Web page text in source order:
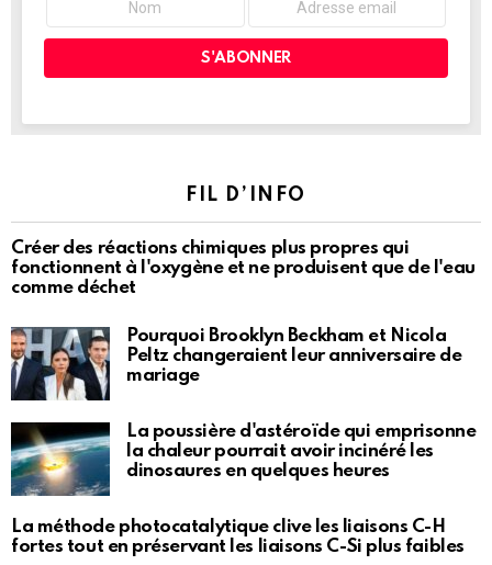
FIL D’INFO
Créer des réactions chimiques plus propres qui
fonctionnent à l'oxygène et ne produisent que de l'eau
comme déchet
Pourquoi Brooklyn Beckham et Nicola
Peltz changeraient leur anniversaire de
mariage
La poussière d'astéroïde qui emprisonne
la chaleur pourrait avoir incinéré les
dinosaures en quelques heures
La méthode photocatalytique clive les liaisons C-H
fortes tout en préservant les liaisons C-Si plus faibles